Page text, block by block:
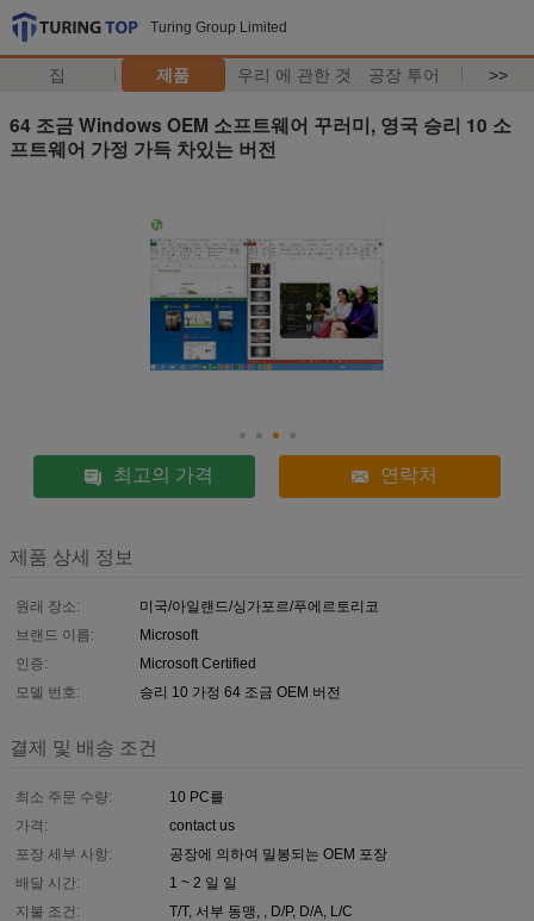
Turing Group Limited
집 제품 우리 에 관한 것 공장 투어 >>
64 조금 Windows OEM 소프트웨어 꾸러미, 영국 승리 10 소
프트웨어 가정 가득 차있는 버전
최고의 가격 연락처
제품 상세 정보
원래 장소:
미국/아일랜드/싱가포르/푸에르토리코
브랜드 이름:
Microsoft
인증:
Microsoft Certified
모델 번호:
승리 10 가정 64 조금 OEM 버전
결제 및 배송 조건
최소 주문 수량:
10 PC를
가격:
contact us
포장 세부 사항:
공장에 의하여 밀봉되는 OEM 포장
배달 시간:
1 ~ 2 일 일
지불 조건:
T/T, 서부 동맹, , D/P, D/A, L/C